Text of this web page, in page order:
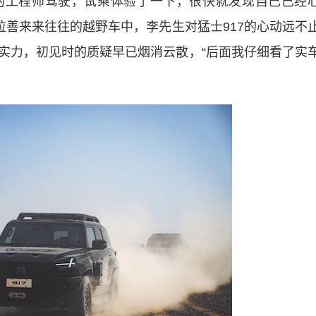
善来来往往的越野车中，李先生对猛士917的心动远不
力，初见时的质疑早已烟消云散，“后面我仔细看了实